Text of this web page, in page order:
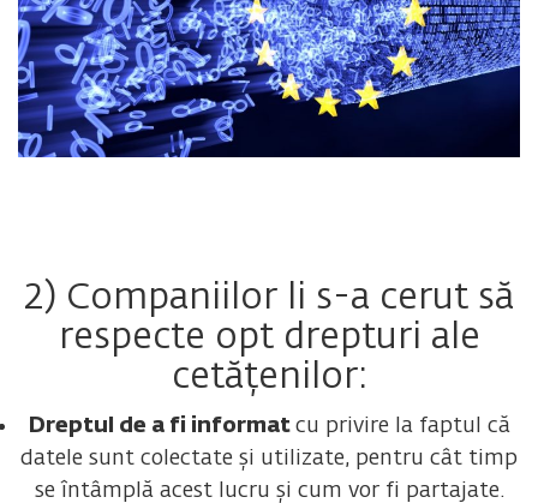
2) Companiilor li s-a cerut să
respecte opt drepturi ale
cetățenilor:
Dreptul de a fi informat cu privire la faptul că
datele sunt colectate și utilizate, pentru cât timp
se întâmplă acest lucru și cum vor fi partajate.